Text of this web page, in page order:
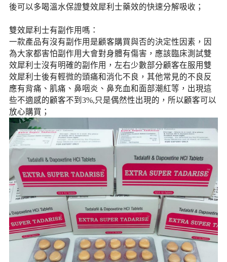
後可以多喝溫水保證雙效犀利士藥效的快速分解吸收；
雙效犀利士有副作用嗎：
一款產品有沒有副作用是顧客購買與否的決定性因素，因
為大家都害怕副作用大會對身體有傷害，應該臨床測試雙
效犀利士沒有明確的副作用，左右少數部分顧客在服用雙
效犀利士後有輕微的頭痛和消化不良，其他常見的不良反
應有背痛、肌痛、鼻咽炎、鼻充血和面部潮紅等，出現這
些不適感的顧客不到3%,只是偶然性出現的，所以顧客可以
放心購買；